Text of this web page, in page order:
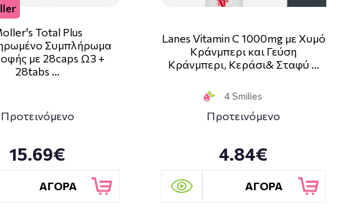
Total Plus
Συμπλήρωμα
με 28caps Ω3 +
28tabs …
Προτεινόμενο
15.69€
ΑΓΟΡΑ
Lanes Vitamin C 1000mg με Χυμό
Κράνμπερι και Γεύση
Κράνμπερι, Κεράσι& Σταφύ …
4 Smilies
Προτεινόμενο
4.84€
ΑΓΟΡΑ